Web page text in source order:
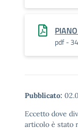
pdf -
Pubblicato:
Eccetto dove
articolo è stato